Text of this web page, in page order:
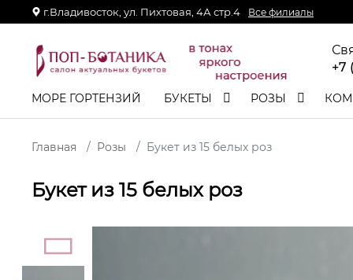
г.Владивосток, ул. Пихтовая, 4А стр.4 Все филиалы
+7
МОРЕ ГОРТЕНЗИЙ БУКЕТЫ РОЗЫ
Главная Розы Букет из 15 белых роз
Букет из 15 белых роз